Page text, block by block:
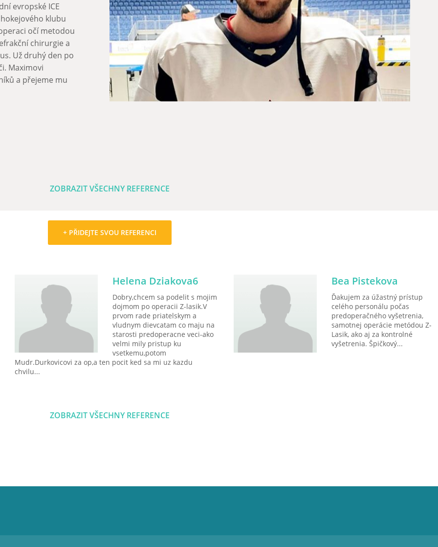
evropské ICE
klubu
očí metodou
chirurgie a
Už druhý den po
Maximovi
a přejeme mu
kariéře :)
Bratislava jako
očí metodou Z -
ZOBRAZIT VŠECHNY REFERENCE
+ PŘIDEJTE SVOU REFERENCI
Helena Dziakova6
Dobry,chcem sa podelit s mojim
dojmom po operacii Z-lasik.V
prvom rade priatelskym a
vludnym dievcatam co maju na
starosti predoperacne veci-ako
velmi mily pristup ku
vsetkemu,potom
Mudr.Durkovicovi za op,a ten pocit ked sa mi uz kazdu
chvilu...
Bea Pistekova
Ďakujem za úžastný prístup
celého personálu počas
predoperačného vyšetrenia,
samotnej operácie metódou Z-
Lasik, ako aj za kontrolné
vyšetrenia. Špičkový...
ZOBRAZIT VŠECHNY REFERENCE